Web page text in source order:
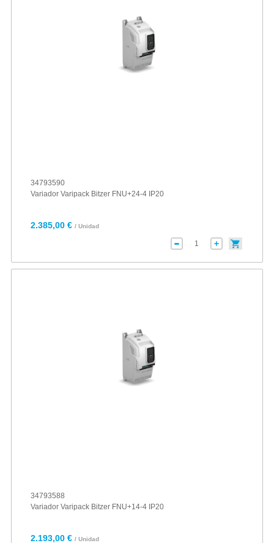
34793590
Variador Varipack Bitzer FNU+24-4 IP20
2.385,00 € / Unidad
34793588
Variador Varipack Bitzer FNU+14-4 IP20
2.193,00 € / Unidad